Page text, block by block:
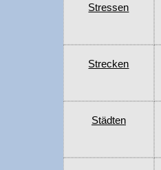
Stressen
Strecken
Städten